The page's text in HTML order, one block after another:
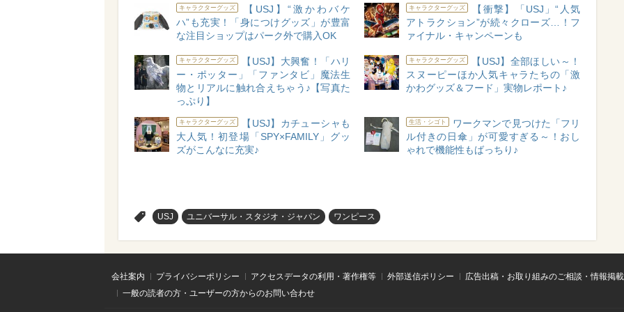
キャラクターグッズ
【USJ】“激かわバケ
ハ”も充実！「身につけグッズ」が豊富
な注目ショップはパーク外で購入OK
キャラクターグッズ
【衝撃】「USJ」“人気
アトラクション”が続々クローズ…！フ
ァイナル・キャンペーンも
キャラクターグッズ
【USJ】大興奮！「ハリ
ー・ポッター」「ファンタビ」魔法生
物とリアルに触れ合えちゃう♪【写真た
っぷり】
キャラクターグッズ
【USJ】全部ほしい～！
スヌーピーほか人気キャラたちの「激
かわグッズ＆フード」実物レポート♪
キャラクターグッズ
【USJ】カチューシャも
大人気！初登場「SPY×FAMILY」グッ
ズがこんなに充実♪
生活・シゴト
ワークマンで見つけた「フリ
ル付きの日傘」が可愛すぎる～！おし
ゃれで機能性もばっちり♪
USJ ユニバーサル・スタジオ・ジャパン ワンピース
会社案内 プライバシーポリシー アクセスデータの利用・著作権等 外部送信ポリシー
広告出稿・お取り組みのご相談・情報掲
一般の読者の方・ユーザーの方からのお問い合わせ